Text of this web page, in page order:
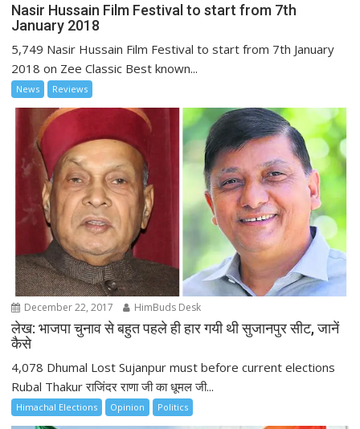
Nasir Hussain Film Festival to start from 7th
January 2018
5,749 Nasir Hussain Film Festival to start from 7th January
2018 on Zee Classic Best known...
News Reviews
December 22, 2017 HimBuds Desk
लेख: भाजपा चुनाव से बहुत पहले ही हार गयी थी सुजानपुर सीट, जानें
कैसे
4,078 Dhumal Lost Sujanpur must before current elections
Rubal Thakur राजिंदर राणा जी का धूमल जी...
Himachal Elections Opinion Politics